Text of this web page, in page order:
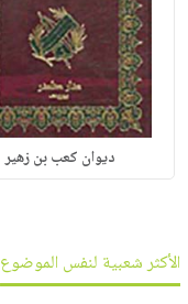
ديوان كعب بن زهير
الأكثر شعبية لنفس الموضوع